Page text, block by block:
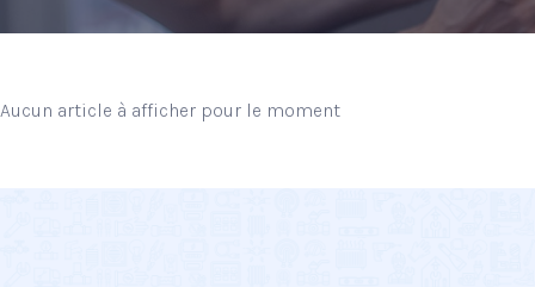
Aucun article à afficher pour le moment